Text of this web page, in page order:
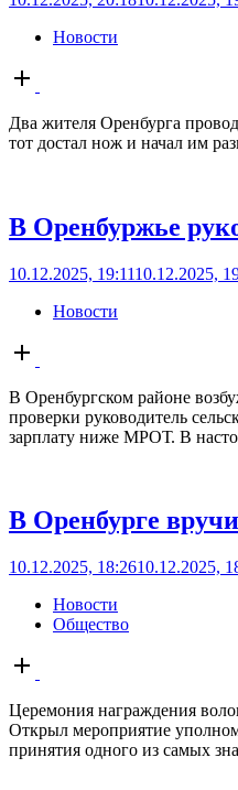
Новости
Open
post
Два жителя Оренбурга
тот достал нож и начал им
В Оренбуржье
10.12.2025, 19:1110.12.2025,
Новости
Open
post
В Оренбургском районе
проверки руководитель
зарплату ниже МРОТ. В
В Оренбурге
10.12.2025, 18:2610.12.2025,
Новости
Общество
Open
post
Церемония награждения
Открыл мероприятие
принятия одного из самых